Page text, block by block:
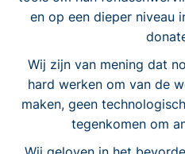
en op een dieper niveau
Wij zijn van mening dat
hard werken om van de
maken, geen
tegenkomen om